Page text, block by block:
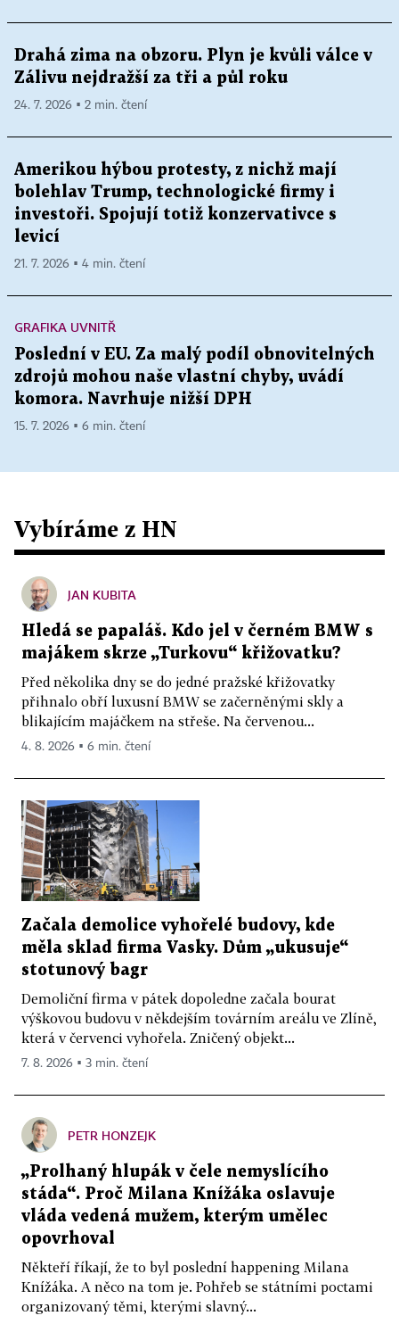
Drahá zima na obzoru. Plyn je kvůli válce v
Zálivu nejdražší za tři a půl roku
24. 7. 2026 ▪ 2 min. čtení
Amerikou hýbou protesty, z nichž mají
bolehlav Trump, technologické firmy i
investoři. Spojují totiž konzervativce s
levicí
21. 7. 2026 ▪ 4 min. čtení
GRAFIKA UVNITŘ
Poslední v EU. Za malý podíl obnovitelných
zdrojů mohou naše vlastní chyby, uvádí
komora. Navrhuje nižší DPH
15. 7. 2026 ▪ 6 min. čtení
Vybíráme z HN
JAN KUBITA
Hledá se papaláš. Kdo jel v černém BMW s
majákem skrze „Turkovu“ křižovatku?
Před několika dny se do jedné pražské křižovatky
přihnalo obří luxusní BMW se začerněnými skly a
blikajícím majáčkem na střeše. Na červenou...
4. 8. 2026 ▪ 6 min. čtení
Začala demolice vyhořelé budovy, kde
měla sklad firma Vasky. Dům „ukusuje“
stotunový bagr
Demoliční firma v pátek dopoledne začala bourat
výškovou budovu v někdejším továrním areálu ve Zlíně,
která v červenci vyhořela. Zničený objekt...
7. 8. 2026 ▪ 3 min. čtení
PETR HONZEJK
„Prolhaný hlupák v čele nemyslícího
stáda“. Proč Milana Knížáka oslavuje
vláda vedená mužem, kterým umělec
opovrhoval
Někteří říkají, že to byl poslední happening Milana
Knížáka. A něco na tom je. Pohřeb se státními poctami
organizovaný těmi, kterými slavný...